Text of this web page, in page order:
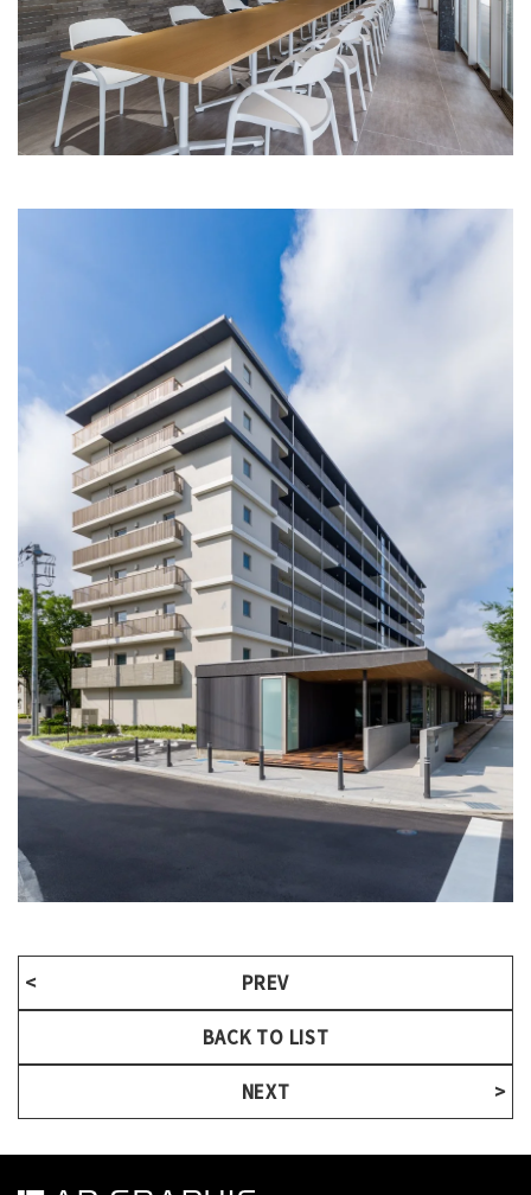
PREV
BACK TO LIST
NEXT